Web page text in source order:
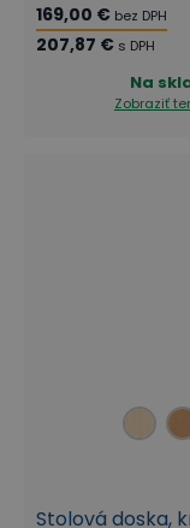
169,00 € bez DPH
207,87 € s DPH
Na
Zobraziť
Stolová doska,